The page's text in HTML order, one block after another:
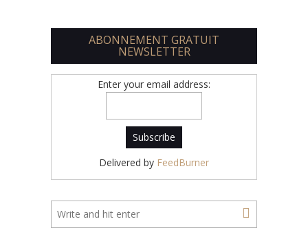
ABONNEMENT GRATUIT
NEWSLETTER
Enter your email address:
Delivered by FeedBurner